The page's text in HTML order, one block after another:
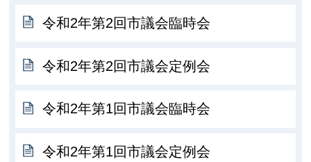
令和2年第2回市議会臨時会
令和2年第2回市議会定例会
令和2年第1回市議会臨時会
令和2年第1回市議会定例会